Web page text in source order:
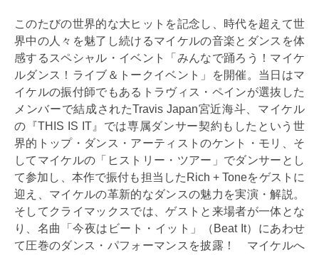
このたびの世界的な大ヒットを記念し、時代を超えて世
界中の人々を魅了し続けるマイケルの音楽とダンスを体
感するスペシャル・イベント「みんなで踊ろう！マイケ
ルダンス！ライブ＆トークイベント」を開催。当日はマ
イケルの振付師でもあるトラヴィス・ペインが選抜した
メンバーで結成されたTravis Japan宮近海斗、マイケル
の『THIS IS IT』では専属ダンサー契約もしたという世
界的トップ・ダンス・アーティストのケント・モリ、そ
してマイケルの「ヒストリー・ツアー」でダンサーとし
て参加し、本作で振付も担当したRich + Toneをゲストに
迎え、マイケルの革新的なダンスの魅力を実演・解説。
そしてクライマックスでは、ゲストと来場者が一体とな
り、名曲「今夜はビート・イット」（Beat It）にあわせ
て圧巻のダンス・パフォーマンスを披露！ マイケルへ